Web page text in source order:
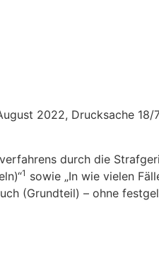
2022, Drucksache 18/
durch die
1 sowie „In wie vielen
(Grundteil) – ohne